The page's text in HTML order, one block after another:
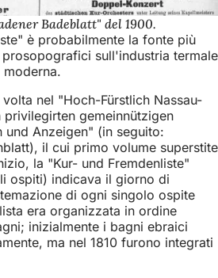
Badeblatt" del 1900.
è probabilmente la fonte più
sull'industria termale
nel "Hoch-Fürstlich Nassau-
privilegirten gemeinnützigen
und Anzeigen" (in seguito:
il cui primo volume superstite
la "Kur- und Fremdenliste"
ospiti) indicava il giorno di
di ogni singolo ospite
era organizzata in ordine
inizialmente i bagni ebraici
ma nel 1810 furono integrati